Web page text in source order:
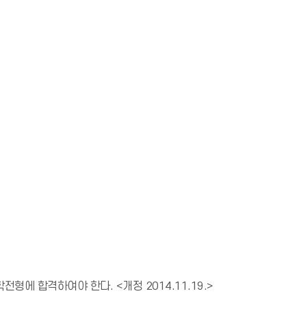
전형에 합격하여야 한다. <개정 2014.11.19.>